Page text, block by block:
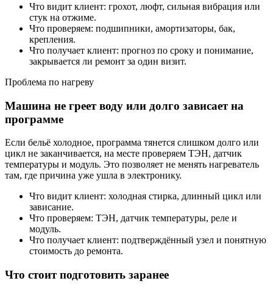
Что видит клиент: грохот, люфт, сильная вибрация или
стук на отжиме.
Что проверяем: подшипники, амортизаторы, бак,
крепления.
Что получает клиент: прогноз по сроку и понимание,
закрывается ли ремонт за один визит.
Проблема по нагреву
Машина не греет воду или долго зависает на
программе
Если бельё холодное, программа тянется слишком долго или
цикл не заканчивается, на месте проверяем ТЭН, датчик
температуры и модуль. Это позволяет не менять нагреватель
там, где причина уже ушла в электронику.
Что видит клиент: холодная стирка, длинный цикл или
зависание.
Что проверяем: ТЭН, датчик температуры, реле и
модуль.
Что получает клиент: подтверждённый узел и понятную
стоимость до ремонта.
Что стоит подготовить заранее